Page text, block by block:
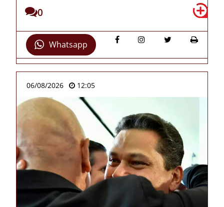
0
Whatsapp
06/08/2026 12:05